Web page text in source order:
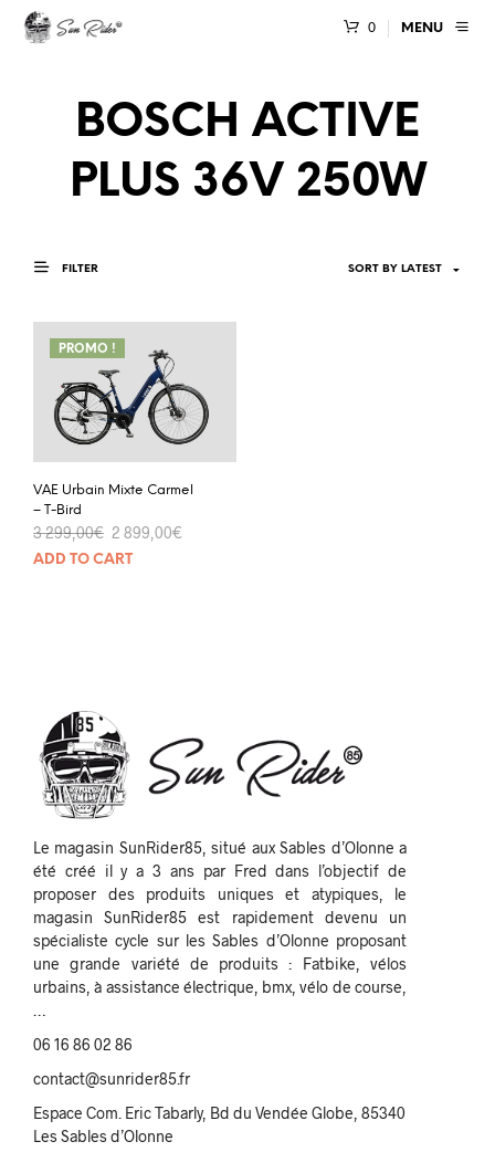
0 MENU
BOSCH ACTIVE
PLUS 36V 250W
FILTER
PROMO !
VAE Urbain Mixte Carmel
– T-Bird
3 299,00€ 2 899,00€
ADD TO CART
Le magasin SunRider85, situé aux Sables d’Olonne a
été créé il y a 3 ans par Fred dans l’objectif de
proposer des produits uniques et atypiques, le
magasin SunRider85 est rapidement devenu un
spécialiste cycle sur les Sables d’Olonne proposant
une grande variété de produits : Fatbike, vélos
urbains, à assistance électrique, bmx, vélo de course,
06 16 86 02 86
contact@sunrider85.fr
Espace Com. Eric Tabarly, Bd du Vendée Globe, 85340
Les Sables d’Olonne